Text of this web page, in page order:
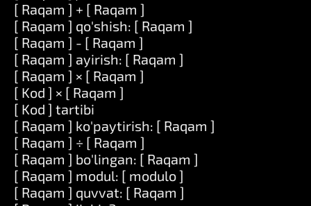
[ Raqam ] + [ Raqam ]
[ Raqam ] qo'shish: [ Raqam ]
[ Raqam ] - [ Raqam ]
[ Raqam ] ayirish: [ Raqam ]
[ Raqam ] × [ Raqam ]
[ Kod ] × [ Raqam ]
[ Kod ] tartibi
[ Raqam ] ko'paytirish: [ Raqam ]
[ Raqam ] ÷ [ Raqam ]
[ Raqam ] bo'lingan: [ Raqam ]
[ Raqam ] modul: [ modulo ]
[ Raqam ] quvvat: [ Raqam ]